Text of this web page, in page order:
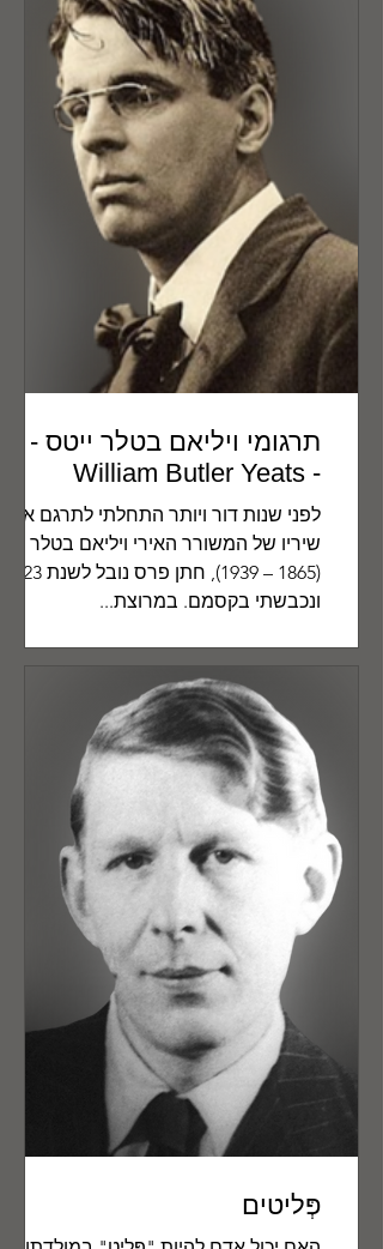
- William Butler Yeats
לפני שנות דור ויותר התחלתי לתרגם את
שיריו של המשורר האירי ויליאם בטלר
ונכבשתי בקסמם. במרוצת...
פְּליטים